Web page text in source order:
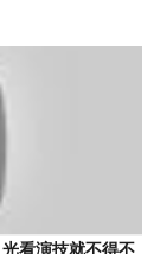
看演技就不得不